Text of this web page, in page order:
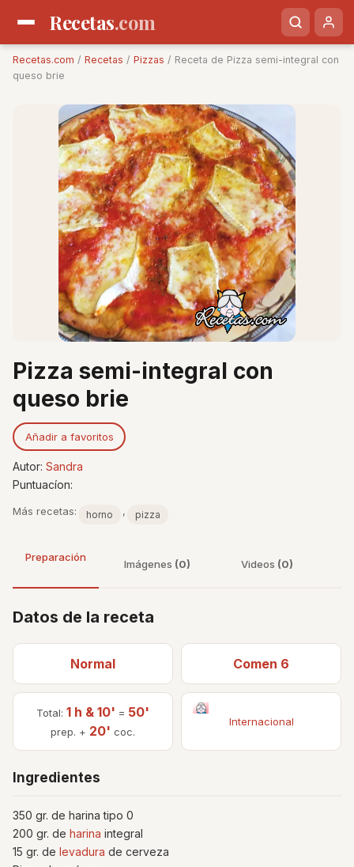
Recetas.com
Recetas.com / Recetas / Pizzas / Receta de Pizza semi-integral con
queso brie
Pizza semi-integral con
queso brie
Añadir a favoritos
Autor: Sandra
Puntuacíon:
Más recetas: horno , pizza
Preparación
Imágenes (0) Videos (0)
Datos de la receta
Normal Comen 6
Total: 1 h & 10' = 50'
prep. + 20' coc.
Internacional
Ingredientes
350 gr. de harina tipo 0
200 gr. de harina integral
15 gr. de levadura de cerveza